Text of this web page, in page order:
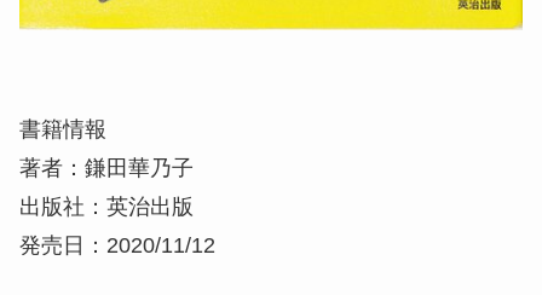
書籍情報
著者：鎌田華乃子
出版社：英治出版
発売日：2020/11/12